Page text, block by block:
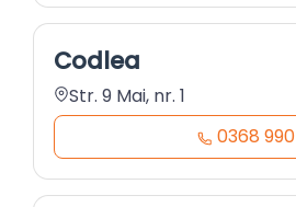
Codlea
Str. 9 Mai, nr. 1
0368 990